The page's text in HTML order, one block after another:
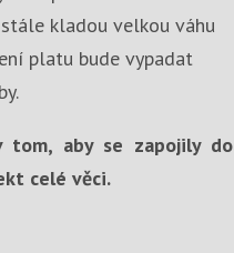
kladou velkou váhu
platu bude vypadat
tom, aby se zapojily do
celé věci.